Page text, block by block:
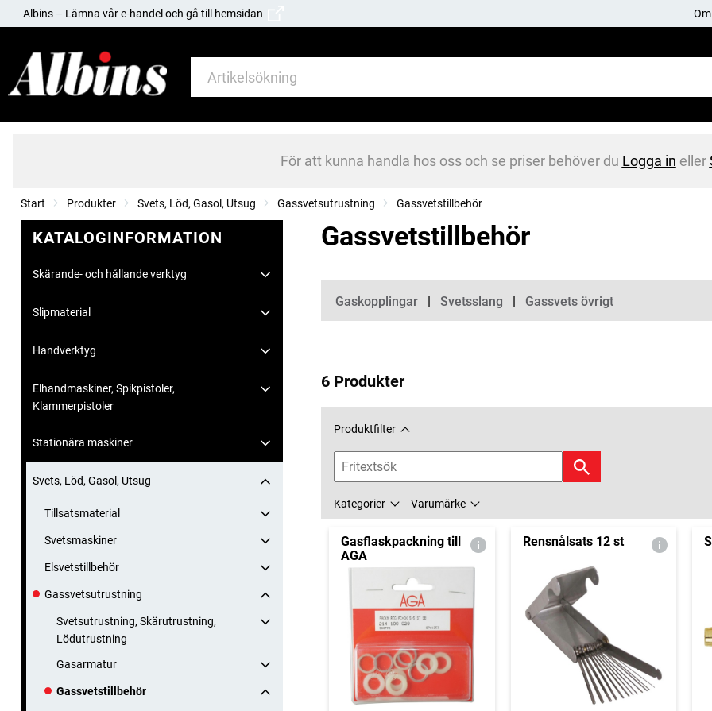
Albins – Lämna vår e-handel och gå till hemsidan
För att kunna handla hos oss och se priser behöver du Logga in eller
Start Produkter Svets, Löd, Gasol, Utsug Gassvetsutrustning Gassvetstillbehör
KATALOGINFORMATION
Skärande- och hållande verktyg
Slipmaterial
Handverktyg
Elhandmaskiner, Spikpistoler,
Klammerpistoler
Stationära maskiner
Svets, Löd, Gasol, Utsug
Tillsatsmaterial
Svetsmaskiner
Elsvetstillbehör
Gassvetsutrustning
Svetsutrustning, Skärutrustning,
Lödutrustning
Gasarmatur
Gassvetstillbehör
Gassvetstillbehör
Kategorier
Gaskopplingar Svetsslang Gassvets övrigt
6 Produkter
Produktfilter
Kategorier Varumärke
Gasflaskpackning till
AGA
Rensnålsats 12 st